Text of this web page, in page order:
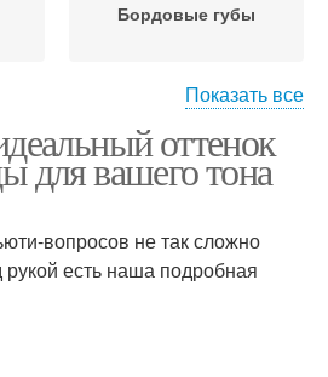
Бордовые губы
Коралловые губы
Показать все
оттенок
для вашего тона
вопросов не так сложно
есть наша подробная